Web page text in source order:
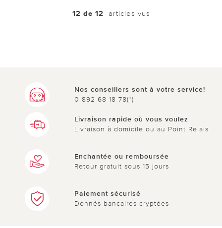
12 de 12 articles vus
Nos conseillers sont à votre service!
0 892 68 18 78(*)
Livraison rapide où vous voulez
Livraison à domicile ou au Point Relais
Enchantée ou remboursée
Retour gratuit sous 15 jours
Paiement sécurisé
Donnés bancaires cryptées